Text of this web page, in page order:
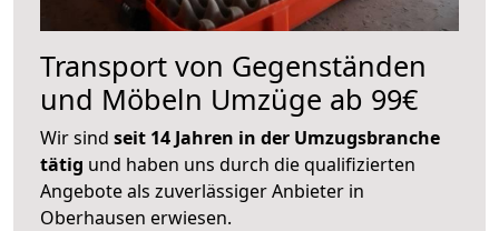
Transport von Gegenständen
und Möbeln Umzüge ab 99€
Wir sind seit 14 Jahren in der Umzugsbranche
tätig und haben uns durch die qualifizierten
Angebote als zuverlässiger Anbieter in
Oberhausen erwiesen.